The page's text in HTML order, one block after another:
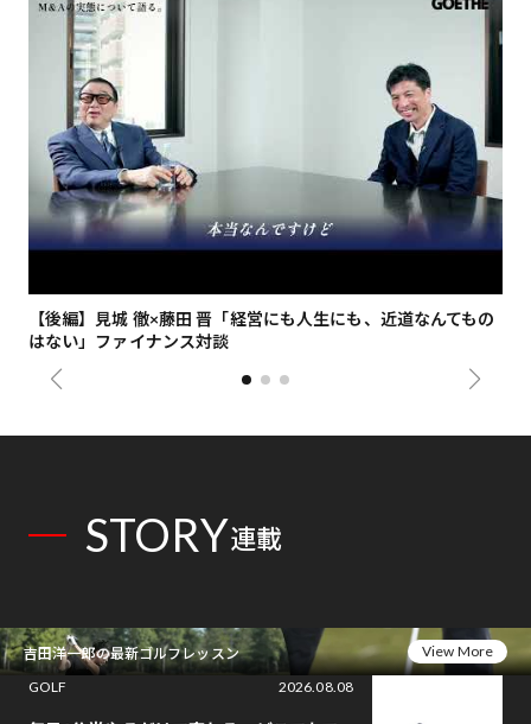
【後編】見城 徹×藤田 晋「経営にも人生にも、近道なんてもの
はない」ファイナンス対談
STORY連載
吉田洋一郎の最新ゴルフレッスン
View More
GOLF
2026.08.08